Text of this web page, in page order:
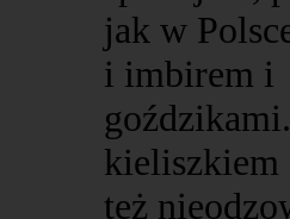
jak w
i imbirem i
kieliszkiem
też